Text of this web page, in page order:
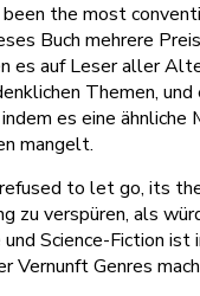
the most
Buch mehrere
es auf Leser aller
Themen,
es eine
mangelt.
to let go, its
zu verspüren, als
Science-Fiction
Vernunft Genres